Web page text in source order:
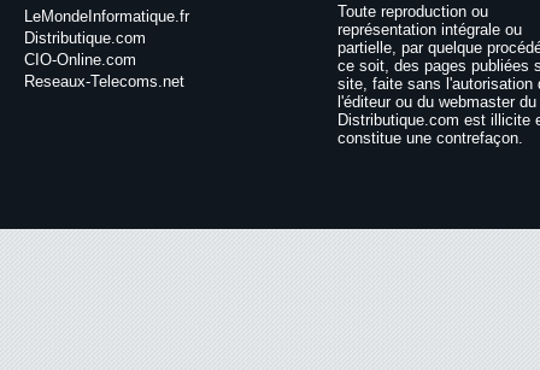
LeMondeInformatique.fr
Distributique.com
CIO-Online.com
Reseaux-Telecoms.net
Toute reproduction ou
représentation intégrale ou
partielle, par quelque
ce soit, des pages publiées
site, faite sans l'autorisation
l'éditeur ou du webmaster
Distributique.com est illicite
constitue une contrefaçon.